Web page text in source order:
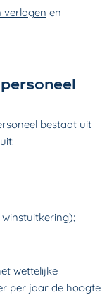
verlagen en
bestaat uit
wettelijke
per jaar de hoogte